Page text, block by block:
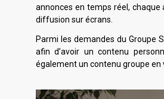
annonces en temps réel,
diffusion sur écrans.
Parmi les demandes du Groupe
afin d’avoir un contenu
également un contenu groupe en